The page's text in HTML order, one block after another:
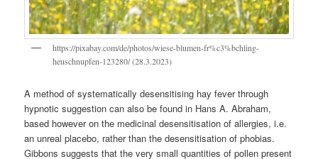
https://pixabay.com/de/photos/wiese-blumen-fr%c3%bchling-
heuschnupfen-123280/ (28.3.2023)
A method of systematically desensitising hay fever through
hypnotic suggestion can also be found in Hans A. Abraham,
based however on the medicinal desensitisation of allergies, i.e.
an unreal placebo, rather than the desensitisation of phobias.
Gibbons suggests that the very small quantities of pollen present